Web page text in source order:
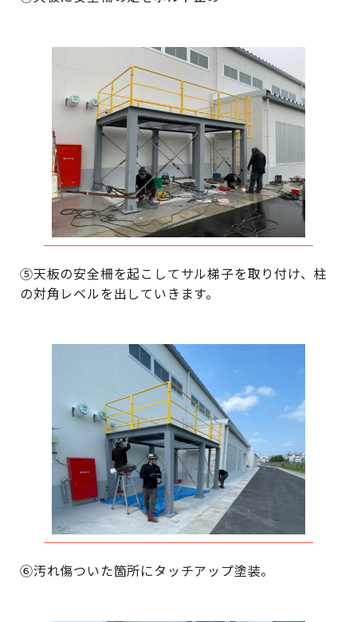
⑤天板の安全柵を起こしてサル梯子を取り付け、柱
の対角レベルを出していきます。
⑥汚れ傷ついた箇所にタッチアップ塗装。